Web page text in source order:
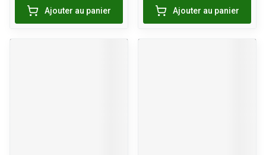
Ajouter au panier Ajouter au panier